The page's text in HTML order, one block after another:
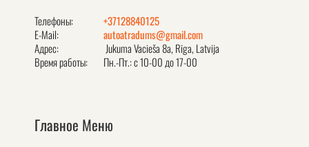
Телефоны:
+37128840125
E-Mail:
autoatradums@gmail.com
Адрес:
Jukuma Vacieša 8a, Rīga, Latvija
Время работы:
Пн.-Пт.: с 10-00 до 17-00
Главное Меню